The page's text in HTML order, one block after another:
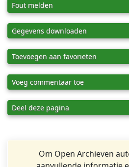
Fout melden
Gegevens downloaden
Toevoegen aan favorieten
Voeg commentaar toe
Deel deze pagina
Om Open Archieven